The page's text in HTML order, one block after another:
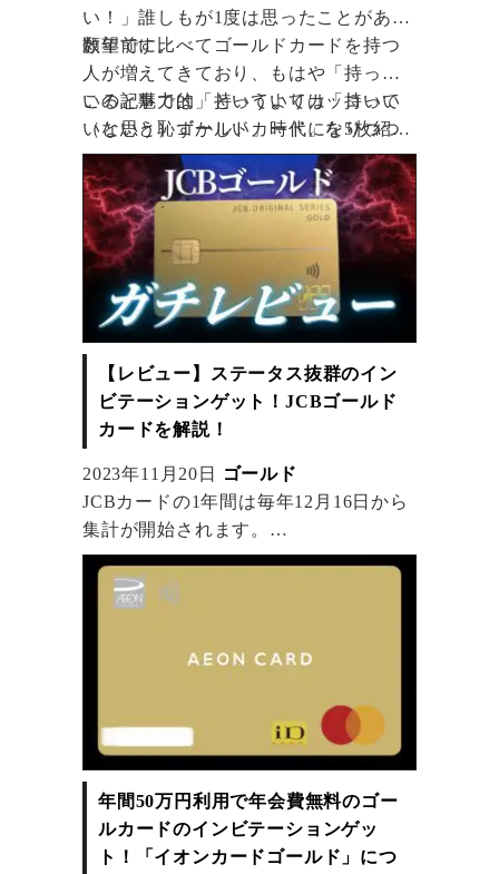
い！」誰しもが1度は思ったことがある
願望です。
数年前に比べてゴールドカードを持つ
人が増えてきており、もはや「持って
いると魅力的」というよりは「持って
いないと恥ずかしい」時代になりつつ
あります。
この記事では「持っていてカッコいい
（と思う）ゴールドカード」を5枚紹介
します！
【レビュー】ステータス抜群のイン
ビテーションゲット！JCBゴールド
カードを解説！
2023年11月20日
ゴールド
JCBカードの1年間は毎年12月16日から
集計が開始されます。
JCBゴールドカードの上位カードJCBゴ
ールドザプレミアのインビテーション
条件である「2年連続100万円以上の利
での期間で100万円が必要になります。
が増えます。
年間50万円利用で年会費無料のゴー
ルカードのインビテーションゲッ
ト！「イオンカードゴールド」につ